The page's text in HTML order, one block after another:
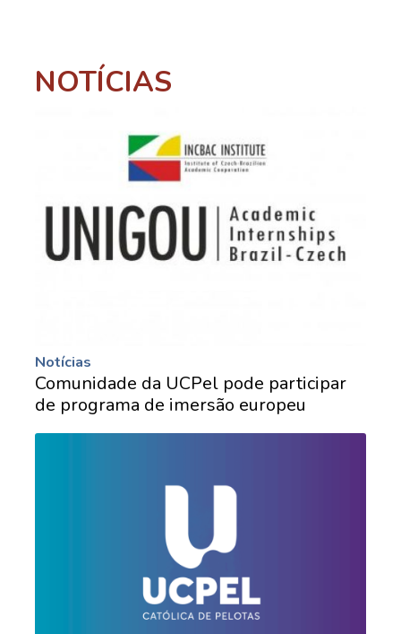
NOTÍCIAS
Notícias
Comunidade da UCPel pode participar
de programa de imersão europeu